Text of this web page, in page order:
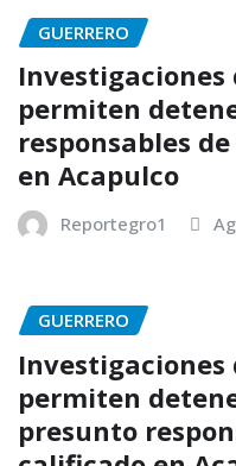
GUERRERO
Investigaciones
permiten
responsables
en Acapulco
Reportegro1
GUERRERO
Investigaciones
permiten
presunto